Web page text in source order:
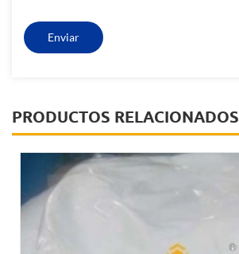
PRODUCTOS RELACIONADOS